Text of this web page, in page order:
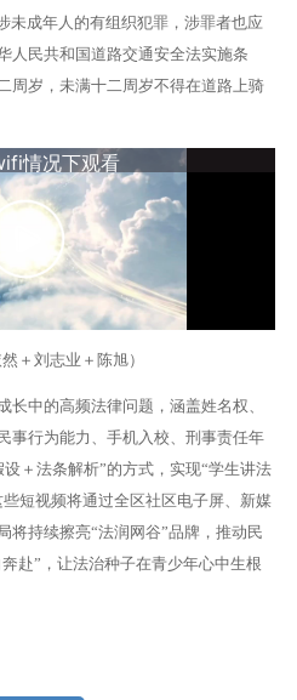
未成年人的有组织犯罪，涉罪者也应
人民共和国道路交通安全法实施条
周岁，未满十二周岁不得在道路上骑
＋刘志业＋陈旭）
长中的高频法律问题，涵盖姓名权、
事行为能力、手机入校、刑事责任年
＋法条解析”的方式，实现“学生讲法
短视频将通过全区社区电子屏、新媒
将持续擦亮“法润网谷”品牌，推动民
赴”，让法治种子在青少年心中生根